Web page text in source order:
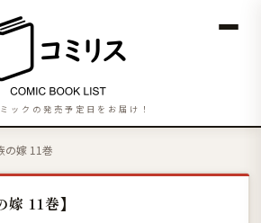
ックの発売予定日をお届け！
の嫁 11巻
嫁 11巻】